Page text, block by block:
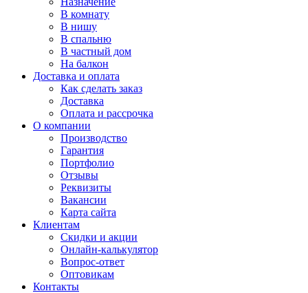
В комнату
В нишу
В спальню
В частный дом
На балкон
Доставка и оплата
Как сделать заказ
Доставка
Оплата и рассрочка
О компании
Производство
Гарантия
Портфолио
Отзывы
Реквизиты
Вакансии
Карта сайта
Клиентам
Скидки и акции
Онлайн-калькулятор
Вопрос-ответ
Оптовикам
Контакты